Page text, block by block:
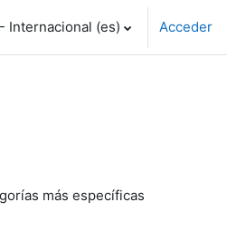
Internacional ‎(es)‎ Acceder
más específicas